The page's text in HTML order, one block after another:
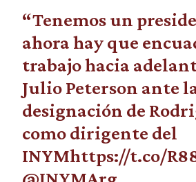
“Tenemos un
ahora hay que
trabajo hacia
Julio Peterson ante
designación de
como dirigente del
INYMhttps://t.co/